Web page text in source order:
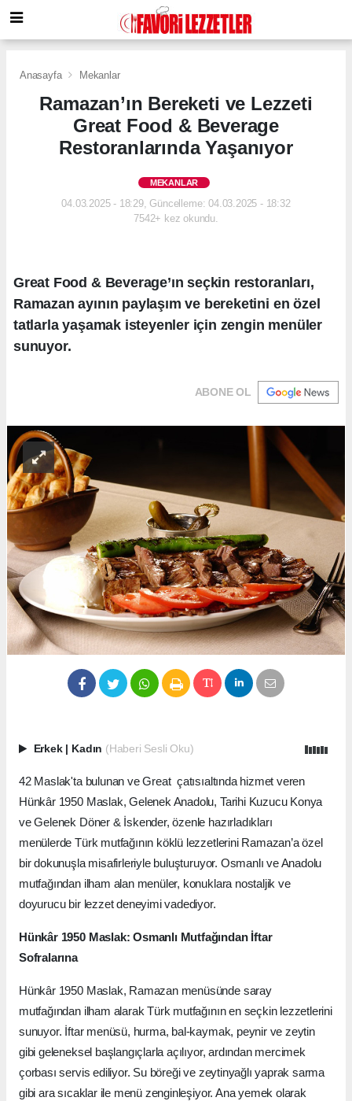
Anasayfa Mekanlar
Ramazan’ın Bereketi ve Lezzeti
Great Food & Beverage
Restoranlarında Yaşanıyor
MEKANLAR
04.03.2025 - 18:29, Güncelleme: 04.03.2025 - 18:32
7542+ kez okundu.
Great Food & Beverage’ın seçkin restoranları,
Ramazan ayının paylaşım ve bereketini en özel
tatlarla yaşamak isteyenler için zengin menüler
sunuyor.
ABONE OL
Erkek Kadın (Haberi Sesli Oku)
42 Maslak'ta bulunan ve Great çatısıaltında hizmet veren
Hünkâr 1950 Maslak, Gelenek Anadolu, Tarihi Kuzucu Konya
ve Gelenek Döner & İskender, özenle hazırladıkları
menülerde Türk mutfağının köklü lezzetlerini Ramazan’a özel
bir dokunuşla misafirleriyle buluşturuyor. Osmanlı ve Anadolu
mutfağından ilham alan menüler, konuklara nostaljik ve
doyurucu bir lezzet deneyimi vadediyor.
Hünkâr 1950 Maslak: Osmanlı Mutfağından İftar
Sofralarına
Hünkâr 1950 Maslak, Ramazan menüsünde saray
mutfağından ilham alarak Türk mutfağının en seçkin lezzetlerini
sunuyor. İftar menüsü, hurma, bal-kaymak, peynir ve zeytin
gibi geleneksel başlangıçlarla açılıyor, ardından mercimek
çorbası servis ediliyor. Su böreği ve zeytinyağlı yaprak sarma
gibi ara sıcaklar ile menü zenginleşiyor. Ana yemek olarak